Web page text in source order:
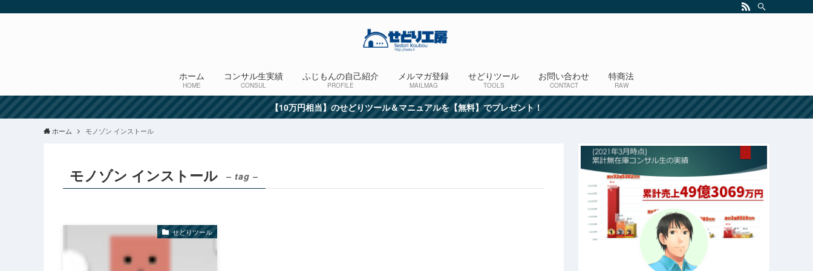
ホーム
HOME
コンサル生実績
CONSUL
ふじもんの自己紹介
PROFILE
メルマガ登録
MAILMAG
せどりツール
TOOLS
お問い合わせ
CONTACT
特商法
RAW
【10万円相当】のせどりツール＆マニュアルを【無料】でプレゼント！
ホーム モノゾン インストール
モノゾン インストール – tag –
せどりツール